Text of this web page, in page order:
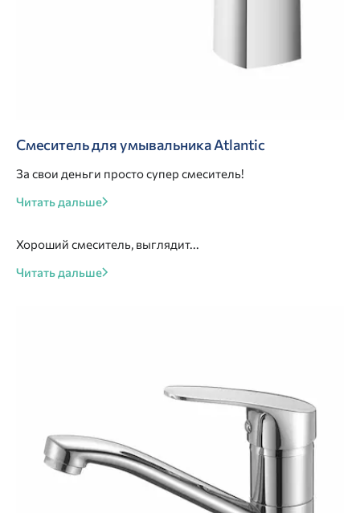
Смеситель для умывальника Atlantic
За свои деньги просто супер смеситель!
Читать дальше
Хороший смеситель, выглядит...
Читать дальше